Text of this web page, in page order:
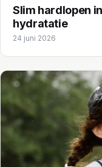
Slim hardlopen
hydratatie
24 juni 2026